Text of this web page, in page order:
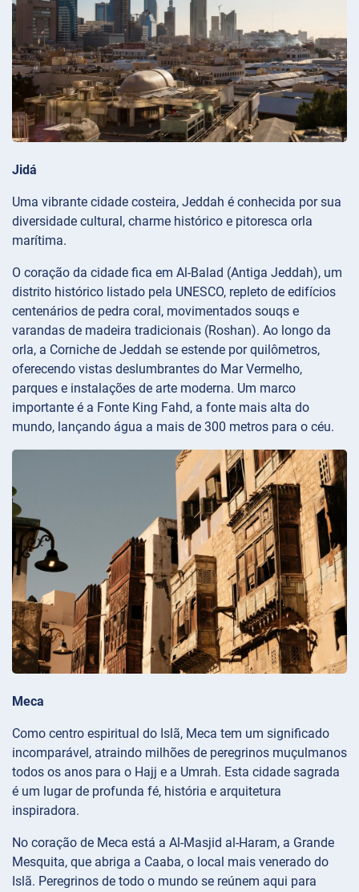
Jidá
Uma vibrante cidade costeira, Jeddah é conhecida por sua
diversidade cultural, charme histórico e pitoresca orla
marítima.
O coração da cidade fica em Al-Balad (Antiga Jeddah), um
distrito histórico listado pela UNESCO, repleto de edifícios
centenários de pedra coral, movimentados souqs e
varandas de madeira tradicionais (Roshan). Ao longo da
orla, a Corniche de Jeddah se estende por quilômetros,
oferecendo vistas deslumbrantes do Mar Vermelho,
parques e instalações de arte moderna. Um marco
importante é a Fonte King Fahd, a fonte mais alta do
mundo, lançando água a mais de 300 metros para o céu.
Meca
Como centro espiritual do Islã, Meca tem um significado
incomparável, atraindo milhões de peregrinos muçulmanos
todos os anos para o Hajj e a Umrah. Esta cidade sagrada
é um lugar de profunda fé, história e arquitetura
inspiradora.
No coração de Meca está a Al-Masjid al-Haram, a Grande
Mesquita, que abriga a Caaba, o local mais venerado do
Islã. Peregrinos de todo o mundo se reúnem aqui para